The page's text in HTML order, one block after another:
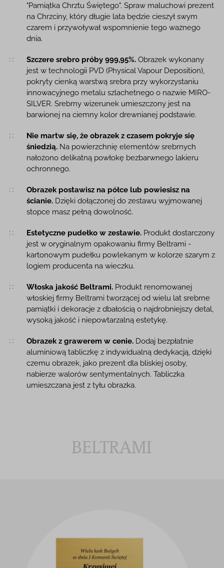
"Pamiątka Chrztu Świętego". Spraw maluchowi prezent
na Chrzciny, który długie lata będzie cieszył swym
czarem i przywoływał wspomnienie tego ważnego
dnia.
Szczere srebro próby 999,95%.Obrazek wykonany
jest w technologii PVD (Physical Vapour Deposition),
pokryty cienką warstwą srebra przy wykorzystaniu
innowacyjnego metalu szlachetnego o nazwie MIRO-
SILVER. Srebrny wizerunek umieszczony jest na
barwionej na ciemny kolor drewnianej podstawie.
Nie martw się, że obrazek z czasem pokryje się
śniedzią.Na powierzchnię elementów srebrnych
nałożono delikatną powłokę bezbarwnego lakieru
ochronnego.
Obrazek postawisz na półce lub powiesisz na
ścianie.Dzięki dołączonej do zestawu wyjmowanej
stopce masz pełną dowolność.
Estetyczne pudełko w zestawie.Produkt dostarczony
jest w oryginalnym opakowaniu firmy Beltrami -
kartonowym pudełku powlekanym w kolorze szarym z
logiem producenta na wieczku.
Włoska jakość Beltrami.Produkt renomowanej
włoskiej firmy Beltrami tworzącej od wielu lat srebrne
pamiątki i dekoracje z dbałością o najdrobniejszy detal,
wysoką jakość i niepowtarzalną estetykę.
Obrazek z grawerem w cenie.Dodaj bezpłatnie
aluminiową tabliczkę z indywidualną dedykacją, dzięki
czemu obrazek, jako prezent dla bliskiej osoby,
nabierze walorów sentymentalnych. Tabliczka
umieszczana jest z tyłu obrazka.